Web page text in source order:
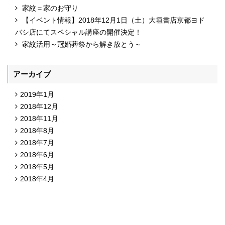
家紋＝家のお守り
【イベント情報】2018年12月1日（土）大垣書店京都ヨド
バシ店にてスペシャル講座の開催決定！
家紋活用～冠婚葬祭から解き放とう～
アーカイブ
2019年1月
2018年12月
2018年11月
2018年8月
2018年7月
2018年6月
2018年5月
2018年4月